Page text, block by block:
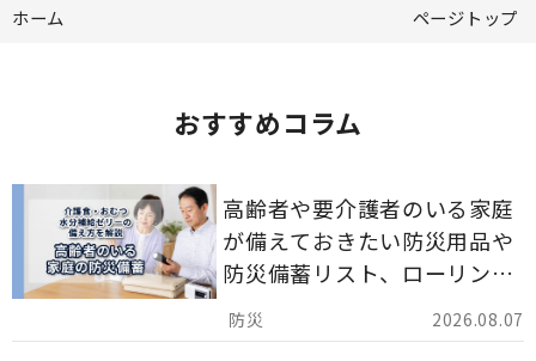
ホーム ページトップ
おすすめコラム
2026.08.07
高齢者や要介護者のいる家庭
が備えておきたい防災用品や
防災備蓄リスト、ローリング
ストックのポイントについて
解説します。